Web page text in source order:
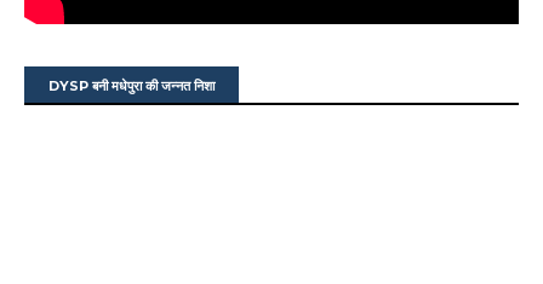
DYSP बनी मधेपुरा की जन्नत निशा